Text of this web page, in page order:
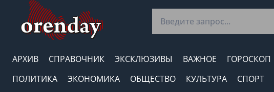
АРХИВ СПРАВОЧНИК ЭКСКЛЮЗИВЫ ВАЖНОЕ ГОРОСКОП
ПОЛИТИКА
ЭКОНОМИКА ОБЩЕСТВО КУЛЬТУРА СПОРТ